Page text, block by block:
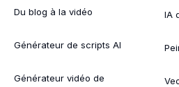
Du blog à la vidéo
Générateur de scripts AI
Générateur vidéo de
IA